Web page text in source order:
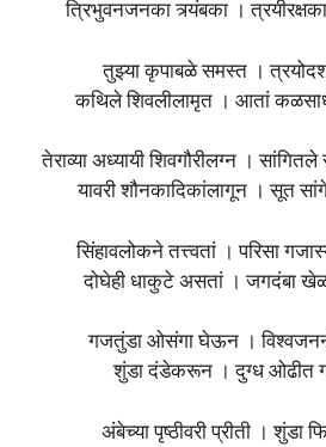
त्रिभुवनजनका त्र्यंबका ।
तुझ्या कृपाबळे समस्त । त्रयोदश
कथिले शिवलीलामृत । आतां
तेराव्या अध्यायी शिवगौरीलग्न ।
यावरी शौनकादिकांलागून । सूत
सिंहावलोकने तत्त्वतां । परिसा
दोघेही धाकुटे असतां । जगदंबा
गजतुंडा ओसंगा घेऊन ।
शुंडा दंडेकरून । दुग्ध ओढीत
अंबेच्या पृष्ठीवरी प्रीती । शुंडा